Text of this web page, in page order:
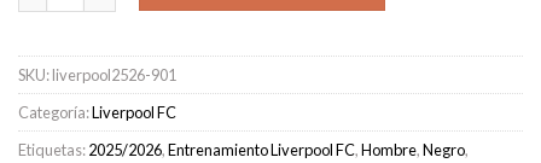
SKU:liverpool2526-901
Categoría:Liverpool FC
Etiquetas:2025/2026,Entrenamiento Liverpool FC,Hombre,Negro,